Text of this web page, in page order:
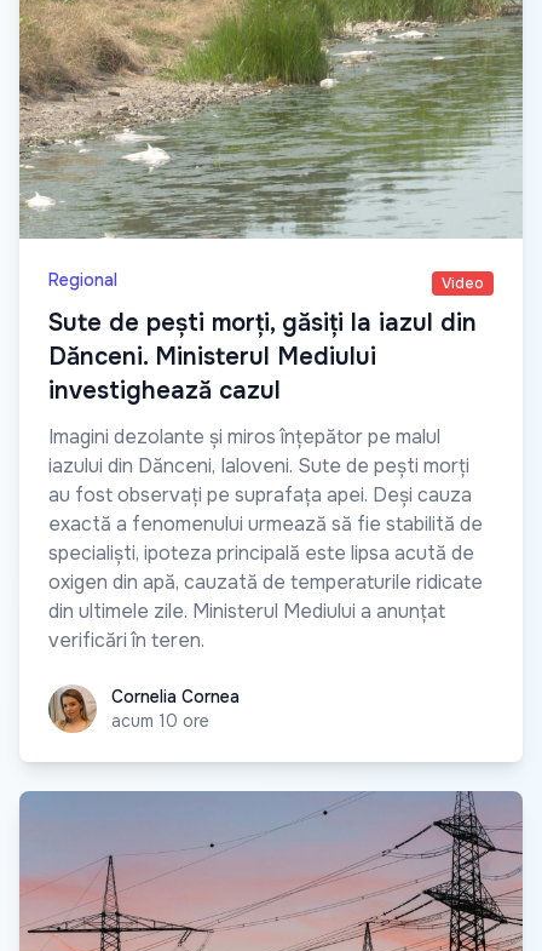
Regional Video
Sute de pești morți, găsiți la iazul din
Dănceni. Ministerul Mediului
investighează cazul
Imagini dezolante și miros înțepător pe malul
iazului din Dănceni, Ialoveni. Sute de pești morți
au fost observați pe suprafața apei. Deși cauza
exactă a fenomenului urmează să fie stabilită de
specialiști, ipoteza principală este lipsa acută de
oxigen din apă, cauzată de temperaturile ridicate
din ultimele zile. Ministerul Mediului a anunțat
verificări în teren.
Cornelia Cornea
Cornelia Cornea
acum 10 ore